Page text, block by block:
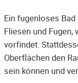
Ein fugenloses
Fliesen und
vorfindet.
Oberflächen den
sein können und